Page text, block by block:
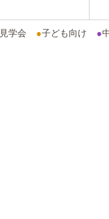
見学会 ●子ども向け ●